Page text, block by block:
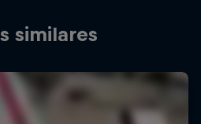
similares